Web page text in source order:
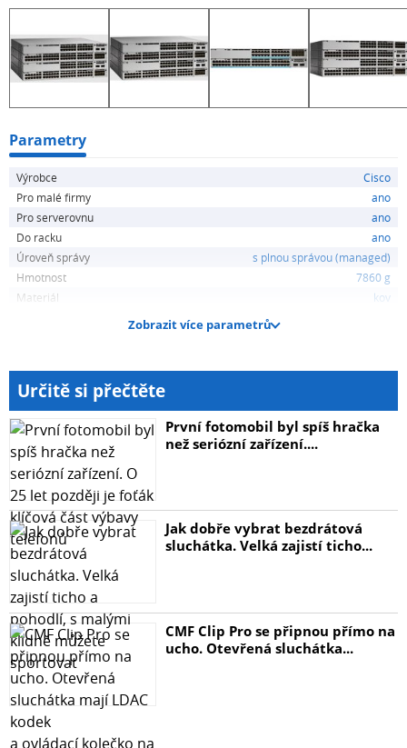
Parametry
Výrobce
Cisco
Pro malé firmy
ano
Pro serverovnu
ano
Do racku
ano
Úroveň správy
s plnou správou (managed)
Hmotnost
7860 g
Materiál
kov
Zobrazit více parametrů
Určitě si přečtěte
První fotomobil byl spíš hračka
než seriózní zařízení....
Jak dobře vybrat bezdrátová
sluchátka. Velká zajistí ticho...
CMF Clip Pro se připnou přímo na
ucho. Otevřená sluchátka...